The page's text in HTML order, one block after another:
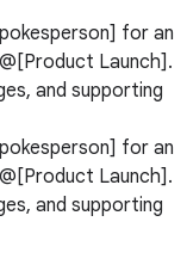
for an
Launch].
and supporting
for an
Launch].
and supporting